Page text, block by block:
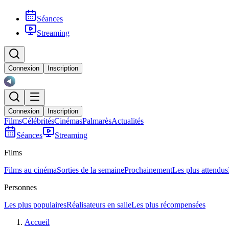
Séances
Streaming
Connexion Inscription
Connexion Inscription
FilmsCélébritésCinémasPalmarèsActualités
Séances
Streaming
Films
Films au cinémaSorties de la semaineProchainementLes plus attendus
Personnes
Les plus populairesRéalisateurs en salleLes plus récompensées
Accueil